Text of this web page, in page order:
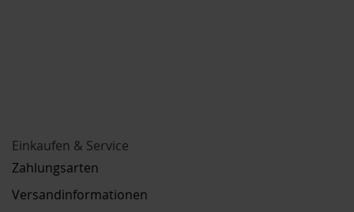
Einkaufen & Service
Zahlungsarten
Versandinformationen